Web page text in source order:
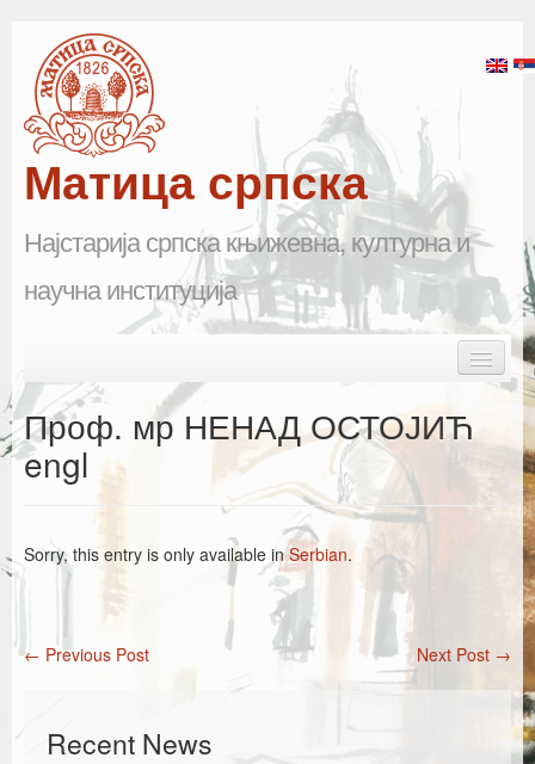
Матица српска
Најстарија српска књижевна, културна и
научна институција
Почетна
Матица српска
Летопис Матице српске
Гласник Матице српске
Вести
Проф. мр НЕНАД ОСТОЈИЋ
engl
Sorry, this entry is only available inSerbian.
Post navigation
Next Post →
← Previous Post
Recent News